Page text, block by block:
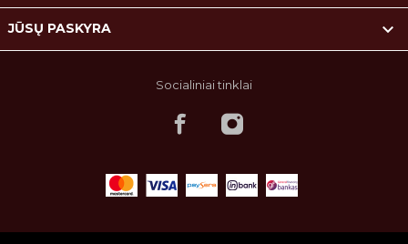
JŪSŲ PASKYRA 
Socialiniai tinklai